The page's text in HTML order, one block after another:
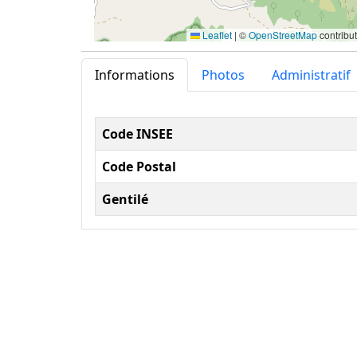
Leaflet | ©OpenStreetMap
Informations Photos Administratif
Informations
Code INSEE
Code Postal
Gentilé